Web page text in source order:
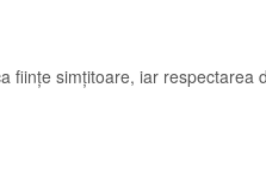
ființe simțitoare, iar respectarea